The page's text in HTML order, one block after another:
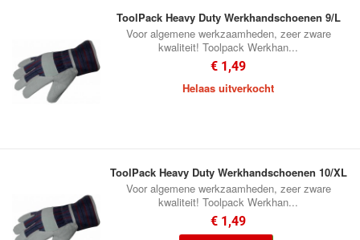
ToolPack Heavy Duty Werkhandschoenen 9/L
Voor algemene werkzaamheden, zeer zware
kwaliteit! Toolpack Werkhan...
€ 1,49
Helaas uitverkocht
ToolPack Heavy Duty Werkhandschoenen 10/XL
Voor algemene werkzaamheden, zeer zware
kwaliteit! Toolpack Werkhan...
€ 1,49